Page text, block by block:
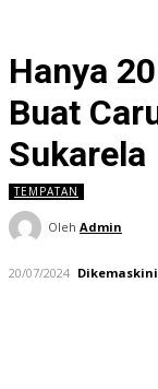
Hanya
Buat
Sukarela
TEMPATAN
Oleh Admin
20/07/2024 Dikemaskini